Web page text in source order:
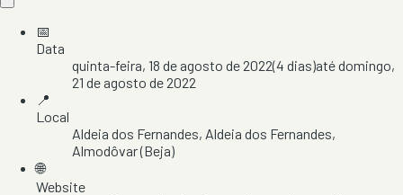
📅
Data
quinta-feira, 18 de agosto de 2022(4 dias)atédomingo,
21 de agosto de 2022
📍
Local
Aldeia dos Fernandes, Aldeia dos Fernandes,
Almodôvar(Beja)
🌐
Website